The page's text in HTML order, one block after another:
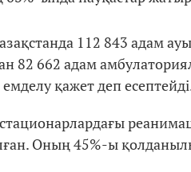
112 843 адам
82 662 адам
қажет деп
Оның 45%-ы